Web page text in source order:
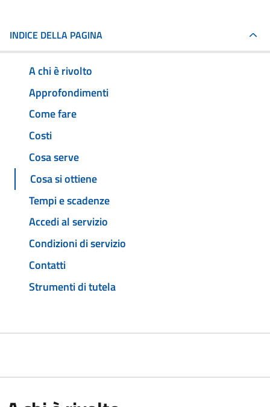
INDICE DELLA PAGINA
A chi è rivolto
Approfondimenti
Come fare
Costi
Cosa serve
Cosa si ottiene
Tempi e scadenze
Accedi al servizio
Condizioni di servizio
Contatti
Strumenti di tutela